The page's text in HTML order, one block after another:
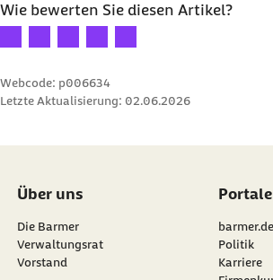
Wie bewerten Sie diesen Artikel?
Ihre Bewertung: 1 Stern
Ihre Bewertung: 2 Sterne
Ihre Bewertung: 3 Sterne
Ihre Bewertung: 4 Sterne
Ihre Bewertung: 5 Sterne
Webcode: p006634
Letzte Aktualisierung: 02.06.2026
Über uns
Die Barmer
Verwaltungsrat
Vorstand
Portale
barmer.de
Politik
Karriere